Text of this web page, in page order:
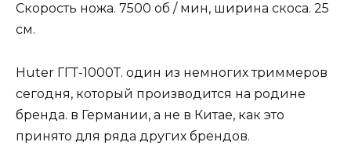
Скорость ножа. 7500 об / мин, ширина скоса. 25
см.
Huter ГГТ-1000Т. один из немногих триммеров
сегодня, который производится на родине
бренда. в Германии, а не в Китае, как это
принято для ряда других брендов.